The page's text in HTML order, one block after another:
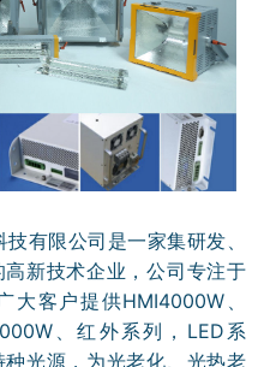
有限公司是一家集研发、
新技术企业，公司专注于
大客户提供HMI4000W、
、红外系列，LED系
光源，为光老化、光热老